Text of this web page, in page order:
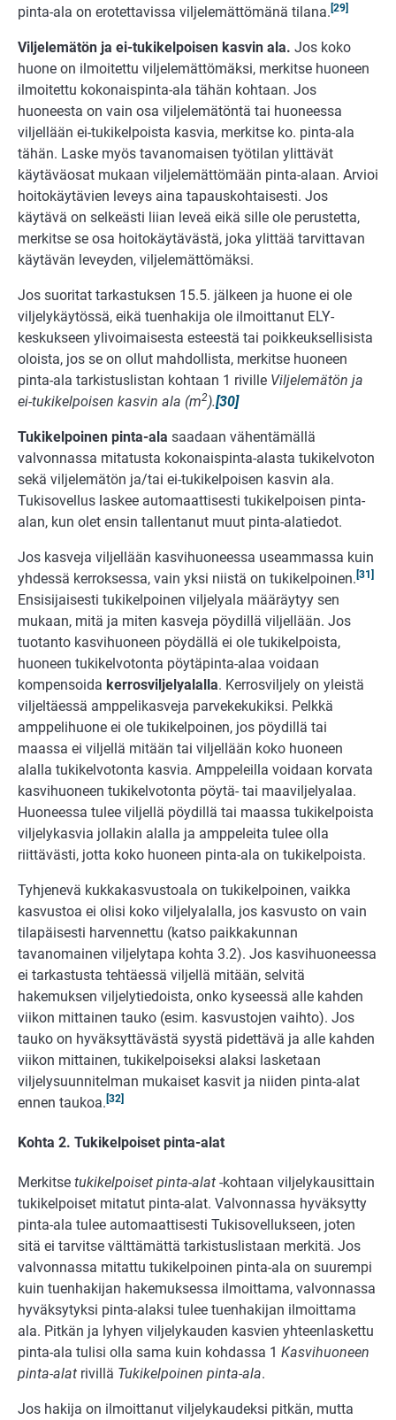
pinta-ala on erotettavissa viljelemättömänä tilana. [29]
Viljelemätön ja ei-tukikelpoisen kasvin ala. Jos koko
huone on ilmoitettu viljelemättömäksi, merkitse huoneen
ilmoitettu kokonaispinta-ala tähän kohtaan. Jos
huoneesta on vain osa viljelemätöntä tai huoneessa
viljellään ei-tukikelpoista kasvia, merkitse ko. pinta-ala
tähän. Laske myös tavanomaisen työtilan ylittävät
käytäväosat mukaan viljelemättömään pinta-alaan. Arvioi
hoitokäytävien leveys aina tapauskohtaisesti. Jos
käytävä on selkeästi liian leveä eikä sille ole perustetta,
merkitse se osa hoitokäytävästä, joka ylittää tarvittavan
käytävän leveyden, viljelemättömäksi.
Jos suoritat tarkastuksen 15.5. jälkeen ja huone ei ole
viljelykäytössä, eikä tuenhakija ole ilmoittanut ELY-
keskukseen ylivoimaisesta esteestä tai poikkeuksellisista
oloista, jos se on ollut mahdollista, merkitse huoneen
pinta-ala tarkistuslistan kohtaan 1 riville Viljelemätön ja
ei-tukikelpoisen kasvin ala (m2).[30]
Tukikelpoinen pinta-ala saadaan vähentämällä
valvonnassa mitatusta kokonaispinta-alasta tukikelvoton
sekä viljelemätön ja/tai ei-tukikelpoisen kasvin ala.
Tukisovellus laskee automaattisesti tukikelpoisen pinta-
alan, kun olet ensin tallentanut muut pinta-alatiedot.
Jos kasveja viljellään kasvihuoneessa useammassa kuin
yhdessä kerroksessa, vain yksi niistä on tukikelpoinen. [31]
Ensisijaisesti tukikelpoinen viljelyala määräytyy sen
mukaan, mitä ja miten kasveja pöydillä viljellään. Jos
tuotanto kasvihuoneen pöydällä ei ole tukikelpoista,
huoneen tukikelvotonta pöytäpinta-alaa voidaan
kompensoida kerrosviljelyalalla. Kerrosviljely on yleistä
viljeltäessä amppelikasveja parvekekukiksi. Pelkkä
amppelihuone ei ole tukikelpoinen, jos pöydillä tai
maassa ei viljellä mitään tai viljellään koko huoneen
alalla tukikelvotonta kasvia. Amppeleilla voidaan korvata
kasvihuoneen tukikelvotonta pöytä- tai maaviljelyalaa.
Huoneessa tulee viljellä pöydillä tai maassa tukikelpoista
viljelykasvia jollakin alalla ja amppeleita tulee olla
riittävästi, jotta koko huoneen pinta-ala on tukikelpoista.
Tyhjenevä kukkakasvustoala on tukikelpoinen, vaikka
kasvustoa ei olisi koko viljelyalalla, jos kasvusto on vain
tilapäisesti harvennettu (katso paikkakunnan
tavanomainen viljelytapa kohta 3.2). Jos kasvihuoneessa
ei tarkastusta tehtäessä viljellä mitään, selvitä
hakemuksen viljelytiedoista, onko kyseessä alle kahden
viikon mittainen tauko (esim. kasvustojen vaihto). Jos
tauko on hyväksyttävästä syystä pidettävä ja alle kahden
viikon mittainen, tukikelpoiseksi alaksi lasketaan
viljelysuunnitelman mukaiset kasvit ja niiden pinta-alat
ennen taukoa. [32]
Kohta 2. Tukikelpoiset pinta-alat
Merkitse tukikelpoiset pinta-alat -kohtaan viljelykausittain
tukikelpoiset mitatut pinta-alat. Valvonnassa hyväksytty
pinta-ala tulee automaattisesti Tukisovellukseen, joten
sitä ei tarvitse välttämättä tarkistuslistaan merkitä. Jos
valvonnassa mitattu tukikelpoinen pinta-ala on suurempi
kuin tuenhakijan hakemuksessa ilmoittama, valvonnassa
hyväksytyksi pinta-alaksi tulee tuenhakijan ilmoittama
ala. Pitkän ja lyhyen viljelykauden kasvien yhteenlaskettu
pinta-ala tulisi olla sama kuin kohdassa 1 Kasvihuoneen
pinta-alat rivillä Tukikelpoinen pinta-ala.
Jos hakija on ilmoittanut viljelykaudeksi pitkän, mutta